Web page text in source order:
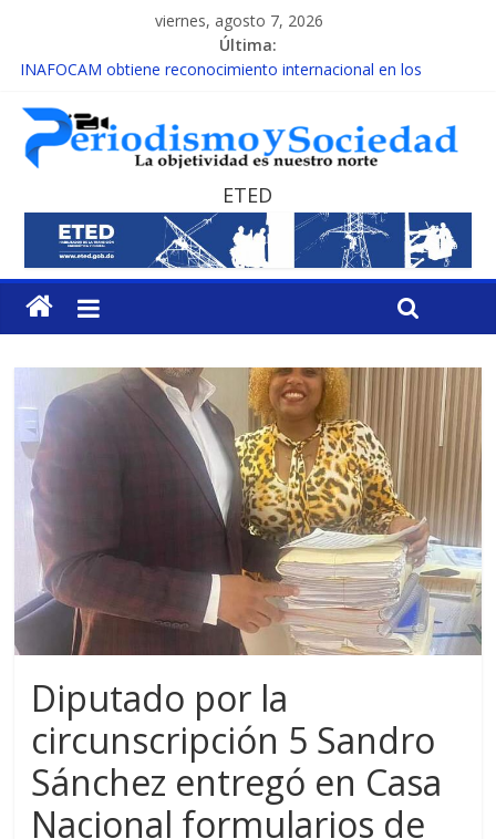
viernes, agosto 7, 2026
Última:
INAFOCAM obtiene reconocimiento internacional en los
15 de febrero de cada año es Día Nacional de la lucha contra el
cáncer infantil
EL ENFOQUE UNILATERAL DE LA COALICIÓN
MESCyT y Universidad Albizu apoyarán rehabilitación de
reclusos
MESCyT presenta calendario de Consulta Nacional por la
Educación
ETED
Diputado por la
circunscripción 5 Sandro
Sánchez entregó en Casa
Nacional formularios de